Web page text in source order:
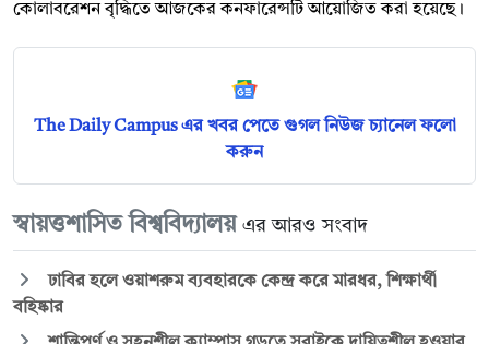
কোলাবরেশন বৃদ্ধিতে আজকের কনফারেন্সটি আয়োজিত করা হয়েছে।
The Daily Campus এর খবর পেতে গুগল নিউজ চ্যানেল ফলো
করুন
স্বায়ত্তশাসিত বিশ্ববিদ্যালয় এর আরও সংবাদ
ঢাবির হলে ওয়াশরুম ব্যবহারকে কেন্দ্র করে মারধর, শিক্ষার্থী
বহিষ্কার